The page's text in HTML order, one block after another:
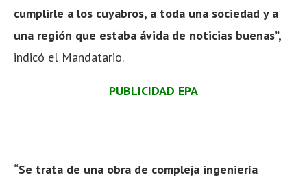
cumplirle a los cuyabros, a toda una sociedad y a
una región que estaba ávida de noticias buenas”,
indicó el Mandatario.
PUBLICIDAD EPA
“Se trata de una obra de compleja ingeniería